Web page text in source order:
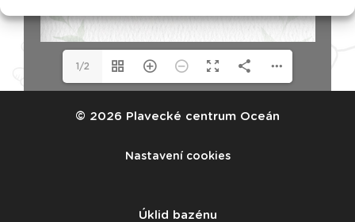
1/2
© 2026 Plavecké centrum Oceán
Nastavení cookies
Úklid bazénu